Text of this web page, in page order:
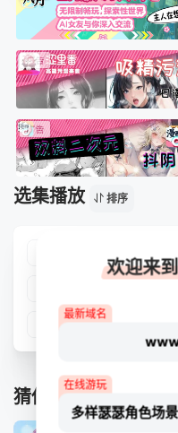
选集播放 排序
第09集
猜你喜欢
欢迎来
最新域名
在线游玩
多样瑟瑟角色场